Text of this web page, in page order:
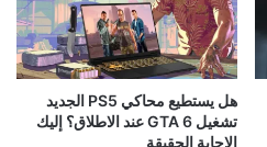
هل يستطيع محاكي PS5 الجديد
تشغيل GTA 6 عند الاطلاق؟ إليك
الإجابة الحقيقة